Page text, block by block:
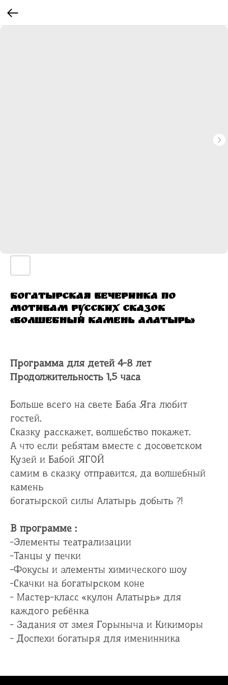
Богатырская вечеринка по
мотивам русских сказок
«Волшебный камень Алатырь»
Программа для детей 4-8 лет
Продолжительность 1,5 часа
Больше всего на свете Баба Яга любит
гостей.
Сказку расскажет, волшебство покажет.
А что если ребятам вместе с досоветском
Кузей и Бабой ЯГОЙ
самим в сказку отправится, да волшебный
камень
богатырской силы Алатырь добыть ?!
В программе :
-Элементы театрализации
-Танцы у печки
-Фокусы и элементы химического шоу
-Скачки на богатырском коне
- Мастер-класс «кулон Алатырь» для
каждого ребёнка
- Задания от змея Горыныча и Кикиморы
- Доспехи богатыря для именинника